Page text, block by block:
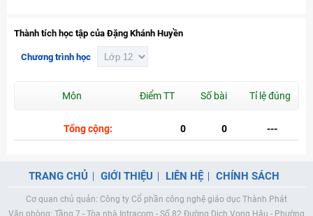
Thành tích học tập của Đặng Khánh Huyền
Chương trình học
Môn Điểm TT Số bài Tỉ lệ đúng
Tổng cộng: 0 0 ---
TRANG CHỦ GIỚI THIỆU LIÊN HỆ CHÍNH SÁCH
Cơ quan chủ quản: Công ty Cổ phần công nghệ giáo dục Thành Phát
Văn phòng: Tầng 7 - Tòa nhà Intracom - Số 82 Đường Dịch Vọng Hậu - Phường